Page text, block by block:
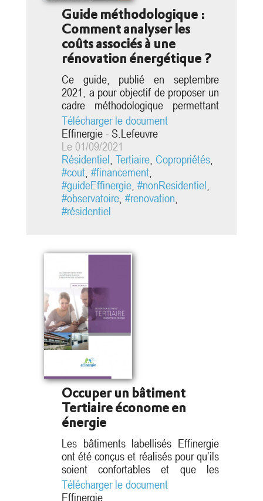
Guide méthodologique :
Comment analyser les
coûts associés à une
rénovation énergétique ?
Ce guide, publié en septembre
2021, a pour objectif de proposer un
cadre méthodologique permettant
d’homogénéiser l’analyse des coûts
associés à une rénovation
énergétique. Il est le fruit de travaux
menés par l’Observatoire BBC,
notamment lors du référencement
d’opérations de rénovation
énergétique exemplaire. Il a la
volonté de : Présenter la
Télécharger le document
Effinergie - S.Lefeuvre
Le 01/09/2021
Résidentiel, Tertiaire, Copropriétés,
#cout, #financement,
#guideEffinergie, #nonResidentiel,
#observatoire, #renovation,
#résidentiel
Occuper un bâtiment
Tertiaire économe en
énergie
Les bâtiments labellisés Effinergie
ont été conçus et réalisés pour qu’ils
soient confortables et que les
consommations d’énergie soient
faibles. Cependant, ce sont les
Télécharger le document
Effinergie